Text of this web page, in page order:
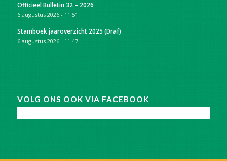
Officieel Bulletin 32 – 2026
6 augustus 2026 - 11:51
Stamboek jaaroverzicht 2025 (Draf)
6 augustus 2026 - 11:47
VOLG ONS OOK VIA FACEBOOK